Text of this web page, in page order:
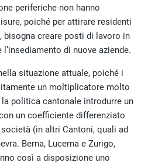
periferiche non hanno
poiché per attirare residenti
creare posti di lavoro in
di nuove aziende.
situazione attuale, poiché i
un moltiplicatore molto
politica cantonale introdurre un
un coefficiente differenziato
(in altri Cantoni, quali ad
Berna, Lucerna e Zurigo,
così a disposizione uno